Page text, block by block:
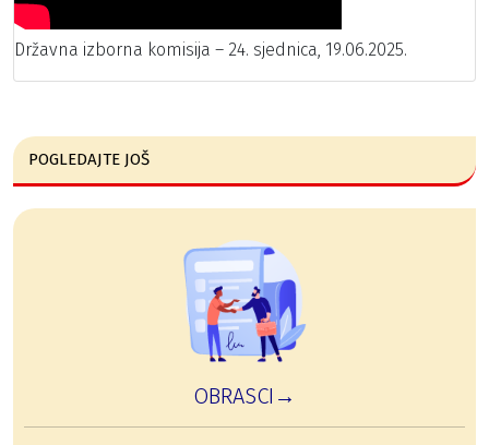
Državna izborna komisija – 24. sjednica, 19.06.2025.
POGLEDAJTE JOŠ
OBRASCI→